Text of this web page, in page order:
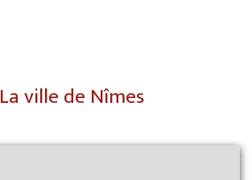
La ville de Nîmes